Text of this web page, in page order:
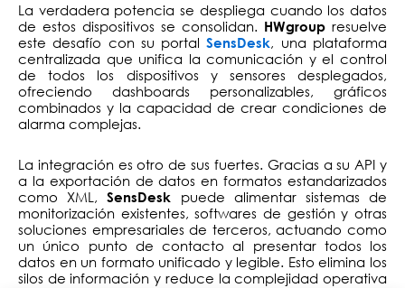
La verdadera potencia se despliega cuando los datos
de estos dispositivos se consolidan. HWgroup resuelve
este desafío con su portalSensDesk, una plataforma
centralizada que unifica la comunicación y el control
de todos los dispositivos y sensores desplegados,
ofreciendo dashboards personalizables, gráficos
combinados y la capacidad de crear condiciones de
alarma complejas.
La integración es otro de sus fuertes. Gracias a su API y
a la exportación de datos en formatos estandarizados
como XML,SensDesk puede alimentar sistemas de
monitorización existentes, softwares de gestión y otras
soluciones empresariales de terceros, actuando como
un único punto de contacto al presentar todos los
datos en un formato unificado y legible. Esto elimina los
silos de información y reduce la complejidad operativa